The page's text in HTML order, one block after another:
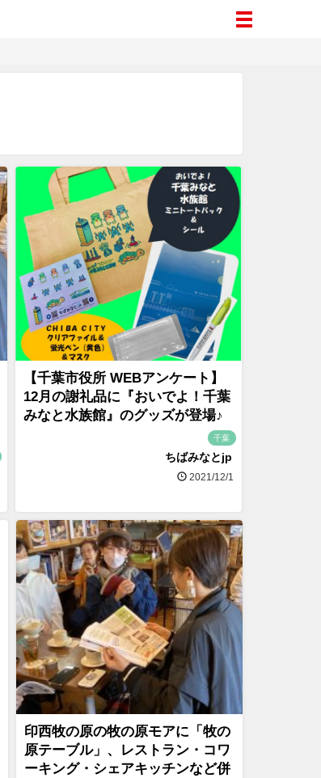
【千葉市役所 WEBアンケート】
12月の謝礼品に『おいでよ！千葉
みなと水族館』のグッズが登場♪
千葉
ちばみなとjp
2021/12/1
印西牧の原の牧の原モアに「牧の
原テーブル」、レストラン・コワ
ーキング・シェアキッチンなど併